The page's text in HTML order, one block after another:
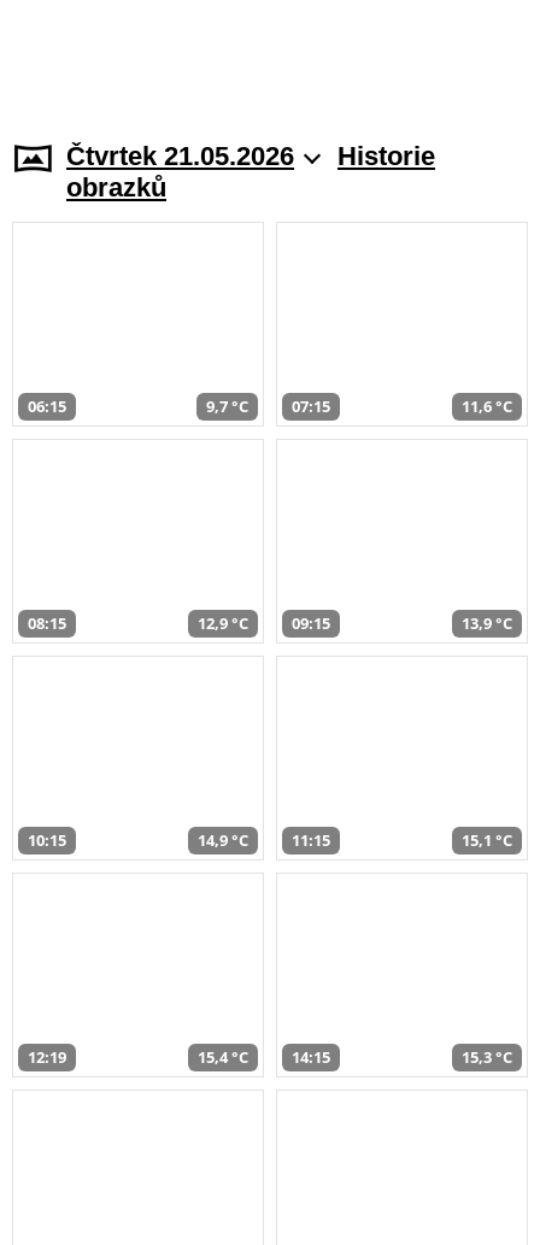
Čtvrtek 21.05.2026
Historie
obrazků
06:15 9,7 °C 07:15 11,6 °C
08:15 12,9 °C 09:15 13,9 °C
10:15 14,9 °C 11:15 15,1 °C
12:19 15,4 °C 14:15 15,3 °C